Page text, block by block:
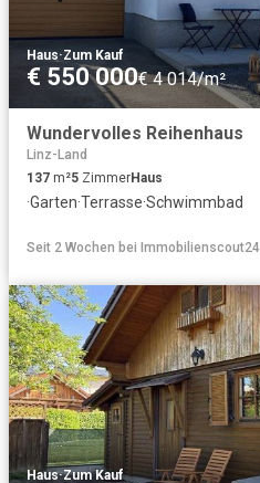
Haus·Zum Kauf
€ 550 000€ 4 014/m²
Wundervolles Reihenhaus
Linz-Land
137 m²5 ZimmerHaus
·Garten·Terrasse·Schwimmbad
Seit 2 Wochen bei Immobilienscout24
Haus·Zum Kauf